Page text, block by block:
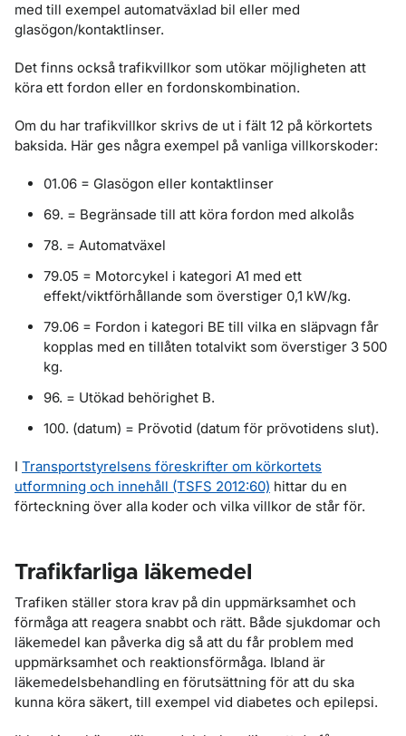
med till exempel automatväxlad bil eller med
glasögon/kontaktlinser.
Det finns också trafikvillkor som utökar möjligheten att
köra ett fordon eller en fordonskombination.
Om du har trafikvillkor skrivs de ut i fält 12 på körkortets
baksida. Här ges några exempel på vanliga villkorskoder:
01.06 = Glasögon eller kontaktlinser
69. = Begränsade till att köra fordon med alkolås
78. = Automatväxel
79.05 = Motorcykel i kategori A1 med ett
effekt/viktförhållande som överstiger 0,1 kW/kg.
79.06 = Fordon i kategori BE till vilka en släpvagn får
kopplas med en tillåten totalvikt som överstiger 3 500
kg.
96. = Utökad behörighet B.
100. (datum) = Prövotid (datum för prövotidens slut).
I Transportstyrelsens föreskrifter om körkortets
utformning och innehåll (TSFS 2012:60) hittar du en
förteckning över alla koder och vilka villkor de står för.
Trafikfarliga läkemedel
Trafiken ställer stora krav på din uppmärksamhet och
förmåga att reagera snabbt och rätt. Både sjukdomar och
läkemedel kan påverka dig så att du får problem med
uppmärksamhet och reaktionsförmåga. Ibland är
läkemedelsbehandling en förutsättning för att du ska
kunna köra säkert, till exempel vid diabetes och epilepsi.